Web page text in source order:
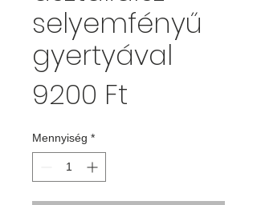
selyemfényű
gyertyával
9200 Ft
Mennyiség *